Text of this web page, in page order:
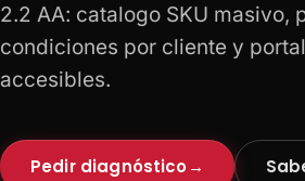
2.2 AA: catalogo SKU masivo,
condiciones por cliente y
accesibles.
Pedir diagnóstico→